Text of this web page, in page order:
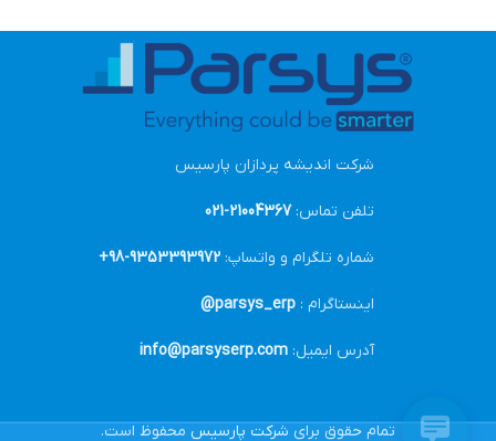
شرکت اندیشه پردازان پارسیس
تلفن تماس:21004367-021
شماره تلگرام و واتساپ: 9353393972-98+
اینستاگرام : parsys_erp@
آدرس ایمیل: info@parsyserp.com
تمام حقوق برای شرکت پارسیس محفوظ است.